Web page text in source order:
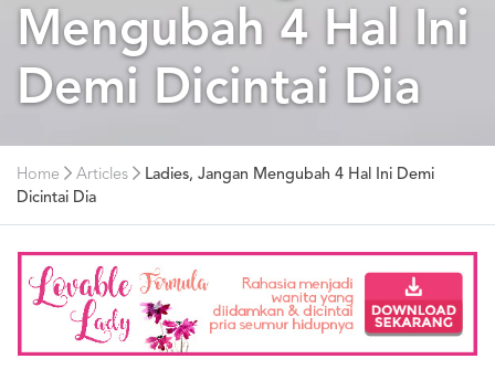
Mengubah 4 Hal Ini
Demi Dicintai Dia
Home Articles
Ladies, Jangan Mengubah 4 Hal Ini Demi
Dicintai Dia